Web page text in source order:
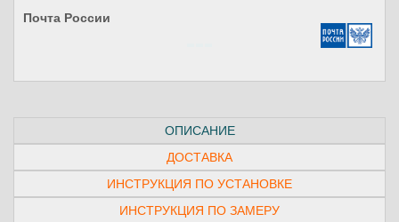
Почта России
ОПИСАНИЕ
ДОСТАВКА
ИНСТРУКЦИЯ ПО УСТАНОВКЕ
ИНСТРУКЦИЯ ПО ЗАМЕРУ